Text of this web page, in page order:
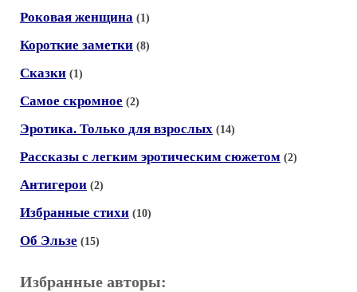
Роковая женщина (1)
Короткие заметки (8)
Сказки (1)
Самое скромное (2)
Эротика. Только для взрослых (14)
Рассказы с легким эротическим сюжетом (2)
Антигерои (2)
Избранные стихи (10)
Об Эльзе (15)
Избранные авторы: